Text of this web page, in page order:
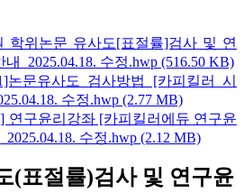
학위논문 유사도[표절률]검사 및 연
_2025.04.18. 수정.hwp (516.50 KB)
논문유사도_검사방법 [카피킬러 시
수정.hwp (2.77 MB)
연구윤리강좌 [카피킬러에듀 연구윤
수정.hwp (2.12 MB)
(표절률)검사 및 연구윤